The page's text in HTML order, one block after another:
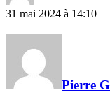
31 mai 2024 à 14:10
Pierre